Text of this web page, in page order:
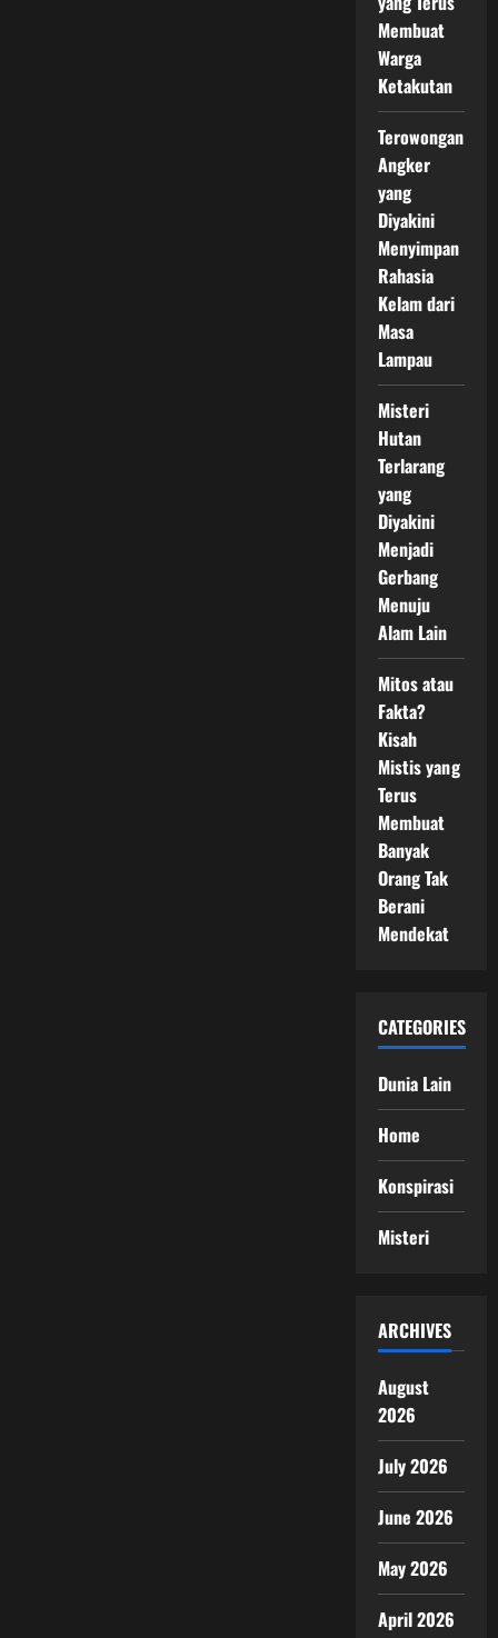
Membuat
Warga
Ketakutan
Terowongan
Angker
yang
Diyakini
Menyimpan
Rahasia
Kelam dari
Masa
Lampau
Misteri
Hutan
Terlarang
yang
Diyakini
Menjadi
Gerbang
Menuju
Alam Lain
Mitos atau
Fakta?
Kisah
Mistis yang
Terus
Membuat
Banyak
Orang Tak
Berani
Mendekat
CATEGORIES
Dunia Lain
Home
Konspirasi
Misteri
ARCHIVES
August
2026
July 2026
June 2026
May 2026
April 2026